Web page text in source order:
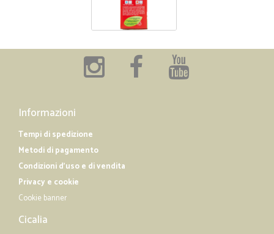
Informazioni
Tempi di spedizione
Metodi di pagamento
Condizioni d'uso e di vendita
Privacy e cookie
Cookie banner
Cicalia